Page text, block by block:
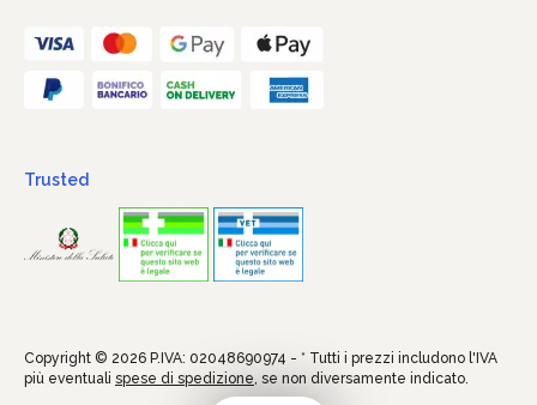
Trusted
Copyright © 2026 P.IVA: 02048690974 - * Tutti i prezzi includono l'IVA
più eventuali spese di spedizione, se non diversamente indicato.